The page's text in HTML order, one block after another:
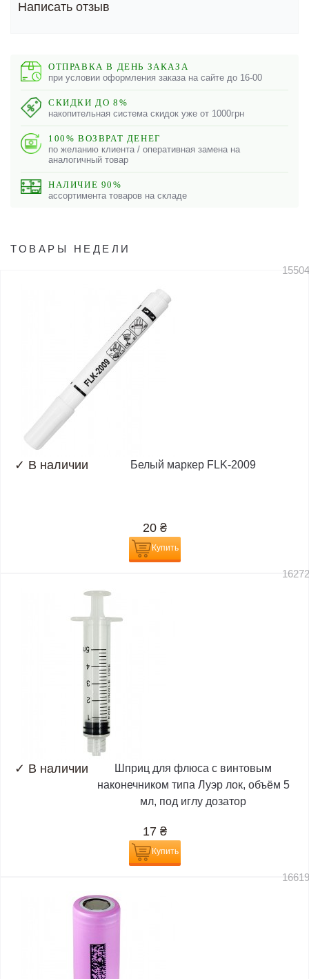
Написать отзыв
ОТПРАВКА В ДЕНЬ ЗАКАЗА
при условии оформления заказа на сайте до 16-00
СКИДКИ ДО 8%
накопительная система скидок уже от 1000грн
100% ВОЗВРАТ ДЕНЕГ
по желанию клиента / оперативная замена на
аналогичный товар
НАЛИЧИЕ 90%
ассортимента товаров на складе
ТОВАРЫ НЕДЕЛИ
✓ В наличии Белый маркер FLK-2009
20 ₴
Купить
✓ В наличии
Шприц для флюса с винтовым
наконечником типа Луэр лок, объём 5
мл, под иглу дозатор
17 ₴
Купить